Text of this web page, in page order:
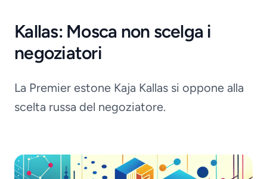
Kallas: Mosca non scelga i
negoziatori
La Premier estone Kaja Kallas si oppone alla
scelta russa del negoziatore.